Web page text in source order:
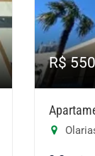
R$